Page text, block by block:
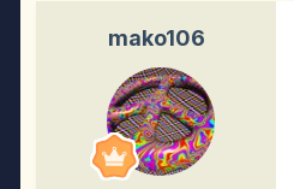
mako106